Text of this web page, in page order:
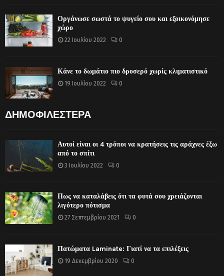
Οργάνωσε σωστά το ψυγείο σου και εξοικονόμησε
χώρο
22 Ιουλίου 2022 0
Κάνε το δωμάτιο πιο δροσερό χωρίς κλιματιστικό
19 Ιουλίου 2022 0
ΔΗΜΟΦΙΛΕΣΤΕΡΑ
Αυτοί είναι οι 4 τρόποι να κρατήσεις τις αράχνες έξω
από το σπίτι
3 Ιουλίου 2022 0
Πως να καταλάβεις ότι τα φυτά σου χρειάζονται
λιγότερο πότισμα
27 Σεπτεμβρίου 2021 0
Πατώματα Laminate: Γιατί να τα επιλέξεις
19 Δεκεμβρίου 2020 0